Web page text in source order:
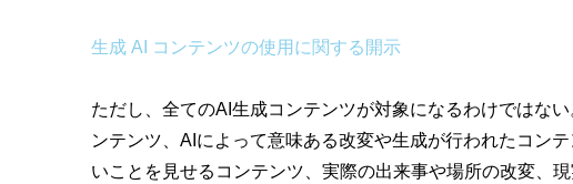
生成 AI コンテンツの使用に関する開示
ただし、全てのAI生成コンテンツが対象になるわけではな
ンテンツ、AIによって意味ある改変や生成が行われたコン
いことを見せるコンテンツ、実際の出来事や場所の改変、